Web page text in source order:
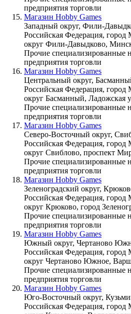
предприятия торговли
Магазин Hobby Games
Западный округ, Фили-
Российская Федерация,
округ Фили-Давыдково,
Прочие специализированные
предприятия торговли
Магазин Hobby Games
Центральный округ,
Российская Федерация,
округ Басманный, Ладожская
Прочие специализированные
предприятия торговли
Магазин Hobby Games
Северо-Восточный округ,
Российская Федерация,
округ Свиблово, проспект
Прочие специализированные
предприятия торговли
Магазин Hobby Games
Зеленоградский округ,
Российская Федерация,
округ Крюково, город
Прочие специализированные
предприятия торговли
Магазин Hobby Games
Южный округ, Чертаново
Российская Федерация,
округ Чертаново Южное,
Прочие специализированные
предприятия торговли
Магазин Hobby Games
Юго-Восточный округ,
Российская Федерация,